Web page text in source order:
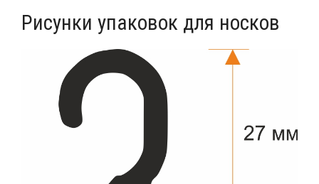
Рисунки упаковок для носков